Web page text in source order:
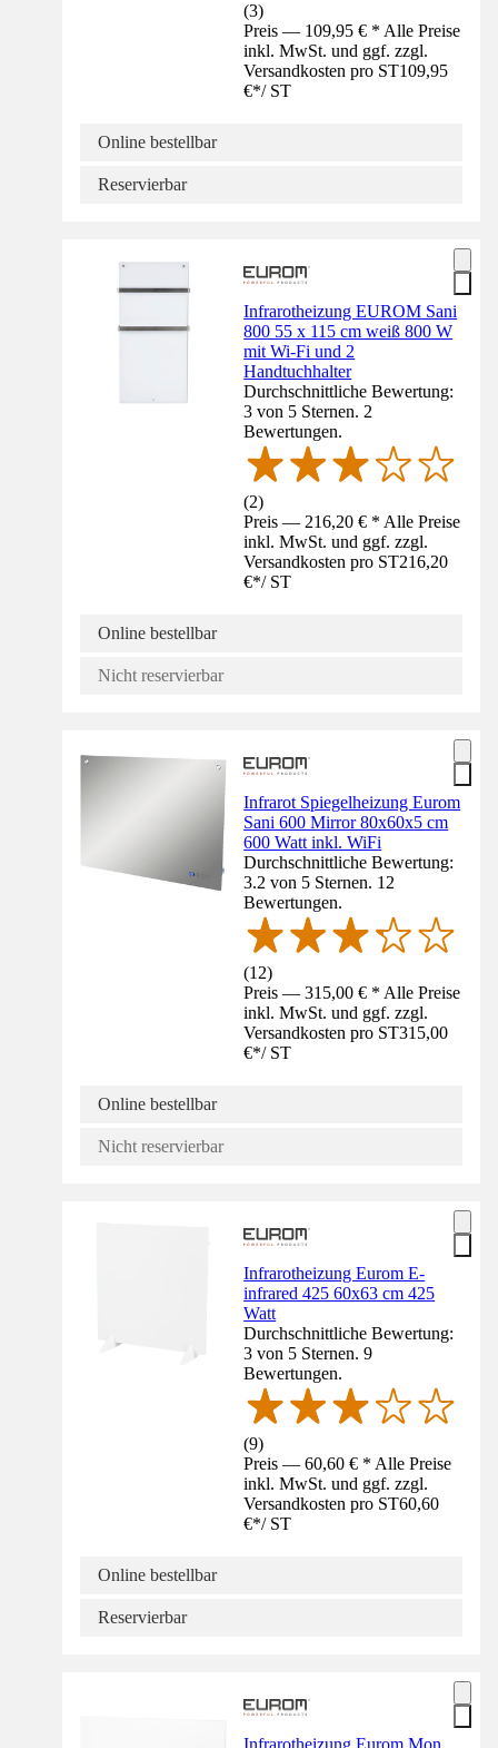
(3)
Preis — 109,95 € * Alle Preise
inkl. MwSt. und ggf. zzgl.
Versandkosten pro ST109,95
€*/ ST
Online bestellbar
Reservierbar
Infrarotheizung EUROM Sani
800 55 x 115 cm weiß 800 W
mit Wi-Fi und 2
Handtuchhalter
Durchschnittliche Bewertung:
3 von 5 Sternen. 2
Bewertungen.
(2)
Preis — 216,20 € * Alle Preise
inkl. MwSt. und ggf. zzgl.
Versandkosten pro ST216,20
€*/ ST
Online bestellbar
Nicht reservierbar
Infrarot Spiegelheizung Eurom
Sani 600 Mirror 80x60x5 cm
600 Watt inkl. WiFi
Durchschnittliche Bewertung:
3.2 von 5 Sternen. 12
Bewertungen.
(12)
Preis — 315,00 € * Alle Preise
inkl. MwSt. und ggf. zzgl.
Versandkosten pro ST315,00
€*/ ST
Online bestellbar
Nicht reservierbar
Infrarotheizung Eurom E-
infrared 425 60x63 cm 425
Watt
Durchschnittliche Bewertung:
3 von 5 Sternen. 9
Bewertungen.
(9)
Preis — 60,60 € * Alle Preise
inkl. MwSt. und ggf. zzgl.
Versandkosten pro ST60,60
€*/ ST
Online bestellbar
Reservierbar
Infrarotheizung Eurom Mon